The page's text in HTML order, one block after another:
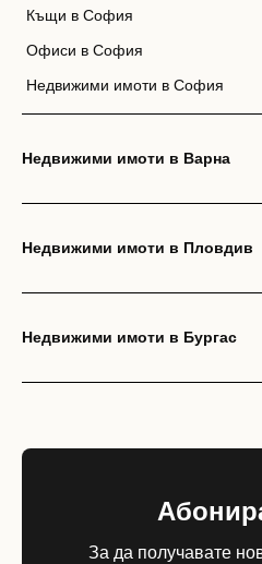
Къщи в София
Офиси в София
Недвижими имоти в София
Недвижими имоти в Варна
Недвижими имоти в Пловдив
Недвижими имоти в Бургас
За да получавате